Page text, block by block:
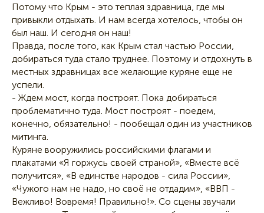
Потому что Крым - это теплая здравница, где мы
привыкли отдыхать. И нам всегда хотелось, чтобы он
был наш. И сегодня он наш!
Правда, после того, как Крым стал частью России,
добираться туда стало труднее. Поэтому и отдохнуть в
местных здравницах все желающие куряне еще не
успели.
- Ждем мост, когда построят. Пока добираться
проблематично туда. Мост построят - поедем,
конечно, обязательно! - пообещал один из участников
митинга.
Куряне вооружились российскими флагами и
плакатами «Я горжусь своей страной», «Вместе всё
получится», «В единстве народов - сила России»,
«Чужого нам не надо, но своё не отдадим», «ВВП -
Вежливо! Вовремя! Правильно!». Со сцены звучали